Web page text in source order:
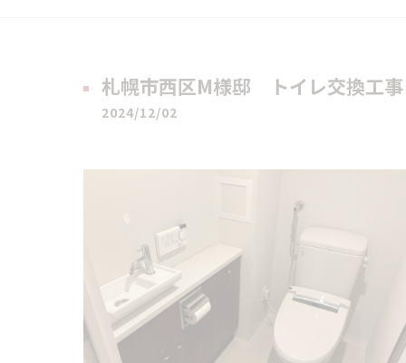
札幌市西区M様邸 トイレ交換工事
2024/12/02